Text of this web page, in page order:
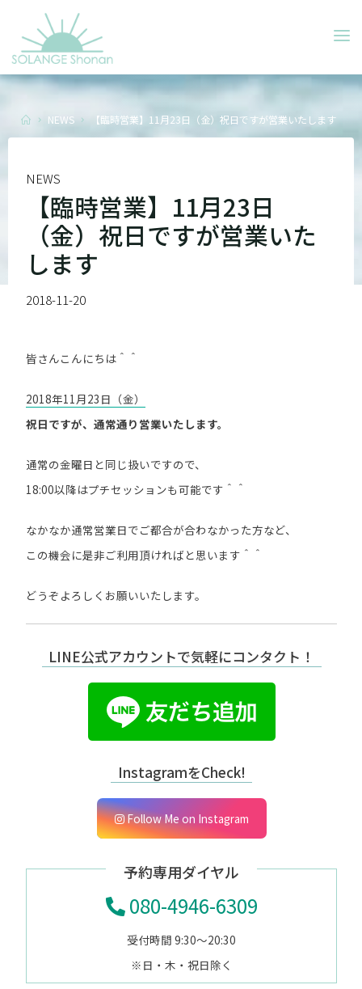
content
HomeNEWS 【臨時営業】11月23日（金）祝日ですが営業いたします
NEWS
【臨時営業】11月23日
（金）祝日ですが営業いた
します
2018-11-20
皆さんこんにちは＾＾
2018年11月23日（金）
祝日ですが、通常通り営業いたします。
通常の金曜日と同じ扱いですので、
18:00以降はプチセッションも可能です＾＾
なかなか通常営業日でご都合が合わなかった方など、
この機会に是非ご利用頂ければと思います＾＾
どうぞよろしくお願いいたします。
LINE公式アカウントで気軽にコンタクト！
InstagramをCheck!
Follow Me on Instagram
予約専用ダイヤル
080-4946-6309
受付時間 9:30～20:30
※日・木・祝日除く